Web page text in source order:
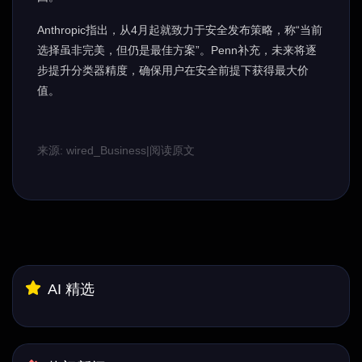
Anthropic指出，从4月起就致力于安全发布策略，称“当前
选择虽非完美，但仍是最佳方案”。Penn补充，未来将逐
步提升分类器精度，确保用户在安全前提下获得最大价
值。
来源: wired_Business|阅读原文
AI 精选